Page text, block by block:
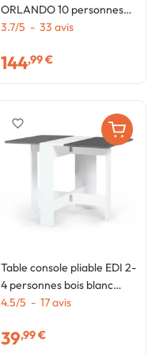
ORLANDO 10 personnes
235 cm bois façon hêtre
3.7/5 - 33 avis
144,99 €
Table console pliable EDI 2-
4 personnes bois blanc
plateau gris 103 x 76 cm
4.5/5 - 17avis
39,99 €
favorite_border